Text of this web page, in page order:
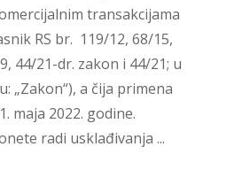
transakcijama
RS br. 119/12, 68/15,
44/21-dr. zakon i 44/21; u
„Zakon“), a čija primena
maja 2022. godine.
radi usklađivanja